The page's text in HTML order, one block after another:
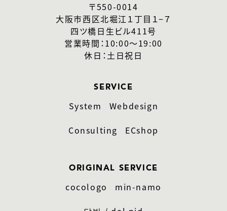
〒550-0014
大阪市西区北堀江１丁目１−７
四ツ橋日生ビル411号
営業時間：10:00〜19:00
休日：土日祝日
SERVICE
System
Webdesign
Consulting
ECshop
ORIGINAL SERVICE
cocologo
min-namo